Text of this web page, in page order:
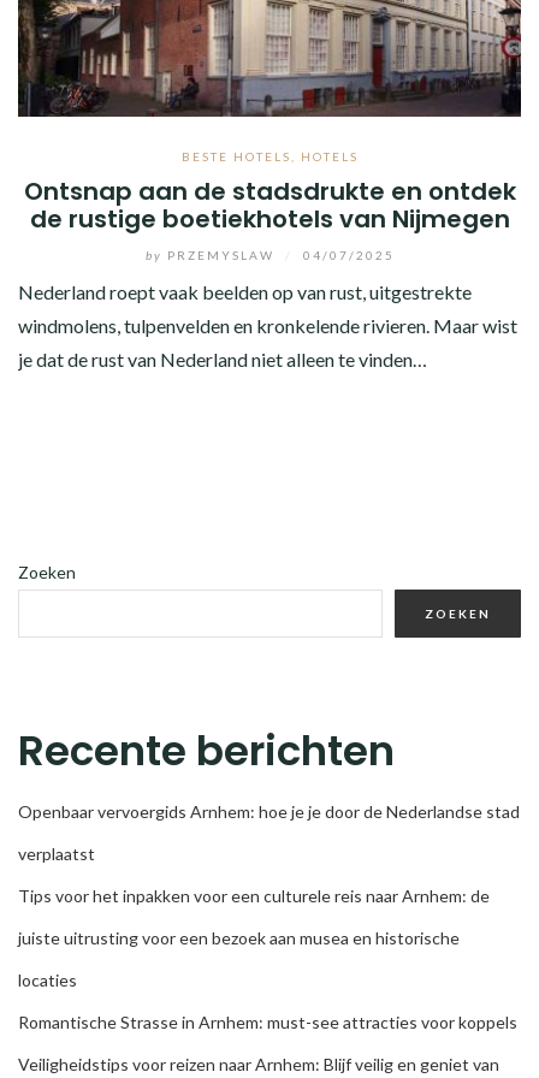
BESTE HOTELS HOTELS
Ontsnap aan de stadsdrukte en ontdek
de rustige boetiekhotels van Nijmegen
by PRZEMYSLAW 04/07/2025
Nederland roept vaak beelden op van rust, uitgestrekte
windmolens, tulpenvelden en kronkelende rivieren. Maar wist
je dat de rust van Nederland niet alleen te vinden…
Zoeken
ZOEKEN
Recente berichten
Openbaar vervoergids Arnhem: hoe je je door de Nederlandse stad
verplaatst
Tips voor het inpakken voor een culturele reis naar Arnhem: de
juiste uitrusting voor een bezoek aan musea en historische
locaties
Romantische Strasse in Arnhem: must-see attracties voor koppels
Veiligheidstips voor reizen naar Arnhem: Blijf veilig en geniet van